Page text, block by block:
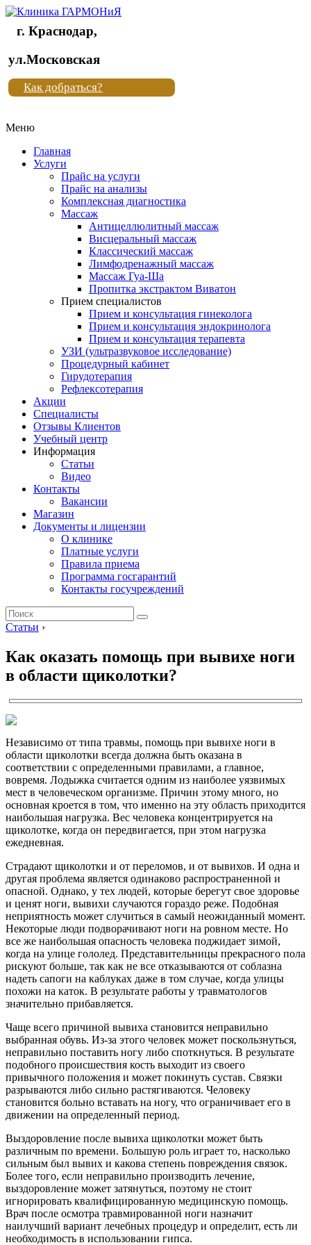
Клиника
"Новая
жизнь"
Клиника
жизнь"
г. Краснодар,
ул.Московская
Как добраться?
Меню
Главная
Услуги
Прайс на услуги
Прайс на анализы
Комплексная диагностика
Массаж
Антицеллюлитный массаж
Висцеральный массаж
Классический массаж
Лимфодренажный массаж
Массаж Гуа-Ша
Пропитка экстрактом Виватон
Прием специалистов
Прием и консультация гинеколога
Прием и консультация эндокринолога
Прием и консультация терапевта
УЗИ (ультразвуковое исследование)
Процедурный кабинет
Гирудотерапия
Рефлексотерапия
Акции
Специалисты
Отзывы Клиентов
Учебный центр
Информация
Статьи
Видео
Контакты
Вакансии
Магазин
Документы и лицензии
О клинике
Платные услуги
Правила приема
Программа госгарантий
Контакты госучреждений
Статьи ›
Как оказать помощь при вывихе ноги
в области щиколотки?
Независимо от типа травмы, помощь при вывихе ноги в
области щиколотки всегда должна быть оказана в
соответствии с определенными правилами, а главное,
вовремя. Лодыжка считается одним из наиболее уязвимых
мест в человеческом организме. Причин этому много, но
основная кроется в том, что именно на эту область приходится
наибольшая нагрузка. Вес человека концентрируется на
щиколотке, когда он передвигается, при этом нагрузка
ежедневная.
Страдают щиколотки и от переломов, и от вывихов. И одна и
другая проблема является одинаково распространенной и
опасной. Однако, у тех людей, которые берегут свое здоровье
и ценят ноги, вывихи случаются гораздо реже. Подобная
неприятность может случиться в самый неожиданный момент.
Некоторые люди подворачивают ноги на ровном месте. Но
все же наибольшая опасность человека поджидает зимой,
когда на улице гололед. Представительницы прекрасного пола
рискуют больше, так как не все отказываются от соблазна
надеть сапоги на каблуках даже в том случае, когда улицы
похожи на каток. В результате работы у травматологов
значительно прибавляется.
Чаще всего причиной вывиха становится неправильно
выбранная обувь. Из-за этого человек может поскользнуться,
неправильно поставить ногу либо споткнуться. В результате
подобного происшествия кость выходит из своего
привычного положения и может покинуть сустав. Связки
разрываются либо сильно растягиваются. Человеку
становится больно вставать на ногу, что ограничивает его в
движении на определенный период.
Выздоровление после вывиха щиколотки может быть
различным по времени. Большую роль играет то, насколько
сильным был вывих и какова степень повреждения связок.
Более того, если неправильно производить лечение,
выздоровление может затянуться, поэтому не стоит
игнорировать квалифицированную медицинскую помощь.
Врач после осмотра травмированной ноги назначит
наилучший вариант лечебных процедур и определит, есть ли
необходимость в использовании гипса.